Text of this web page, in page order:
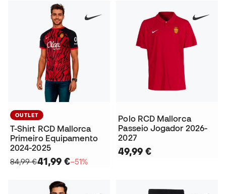
OUTLET
T-Shirt RCD Mallorca
Primeiro Equipamento
2024-2025
84,99 €41,99 €−51%
Polo RCD Mallorca
Passeio Jogador 2026-
2027
49,99 €